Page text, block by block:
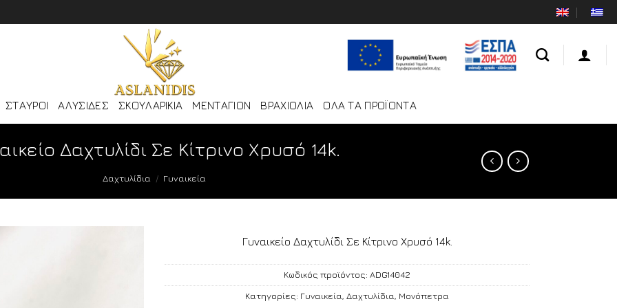
ΣΤΑΥΡΟΙ ΑΛΥΣΙΔΕΣ ΣΚΟΥΛΑΡΙΚΙΑ ΜΕΝΤΑΓΙΟΝ ΒΡΑΧΙΟΛΙΑ ΟΛΑ ΤΑ ΠΡΟΪΟΝΤΑ
Δαχτυλίδι Σε Κίτρινο Χρυσό 14k.
Δαχτυλίδια / Γυναικεία
Γυναικείο Δαχτυλίδι Σε Κίτρινο Χρυσό 14k.
Κωδικός προϊόντος: ADG14042
Κατηγορίες: Γυναικεία, Δαχτυλίδια, Μονόπετρα